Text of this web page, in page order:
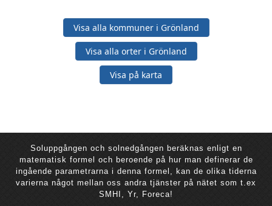
Visa alla kommuner i Grönland
Visa alla orter i Grönland
Visa på karta
Soluppgången och solnedgången beräknas enligt en
matematisk formel och beroende på hur man definerar de
ingående parametrarna i denna formel, kan de olika tiderna
varierna något mellan oss andra tjänster på nätet som t.ex
SMHI, Yr, Foreca!